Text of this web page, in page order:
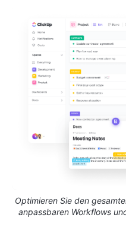
Optimieren Sie den
anpassbaren Workflows